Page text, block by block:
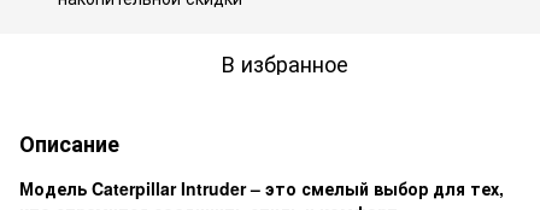
В избранное
Описание
Модель Caterpillar Intruder – это смелый выбор для тех,